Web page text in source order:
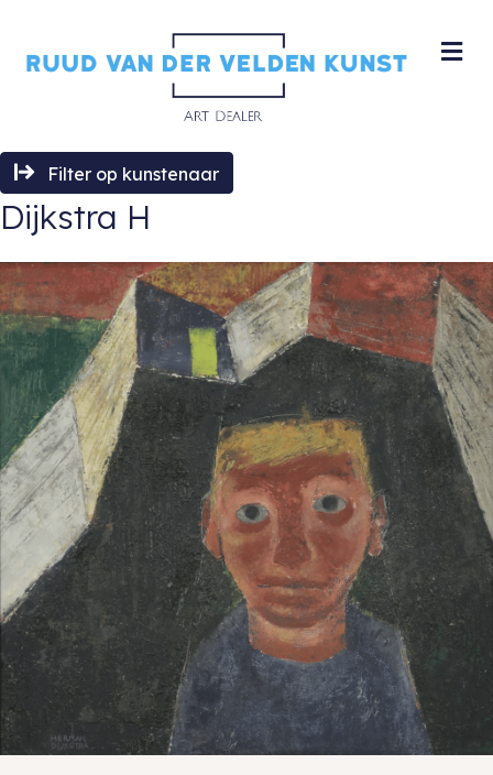
Filter op kunstenaar
Dijkstra H